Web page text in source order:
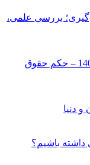
بررسی علمی،
مقایسه درآمد معلم و پزشک در سال 1404 – حکم حقوق
دنیا
داشته باشیم؟